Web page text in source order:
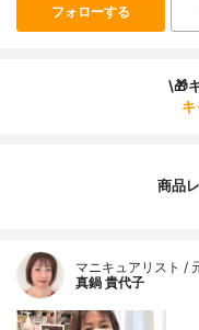
フォローする
\🎁
商品
マニキュアリスト /
真鍋 貴代子